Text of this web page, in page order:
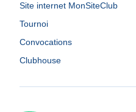
Site internet MonSiteClub
Tournoi
Convocations
Clubhouse